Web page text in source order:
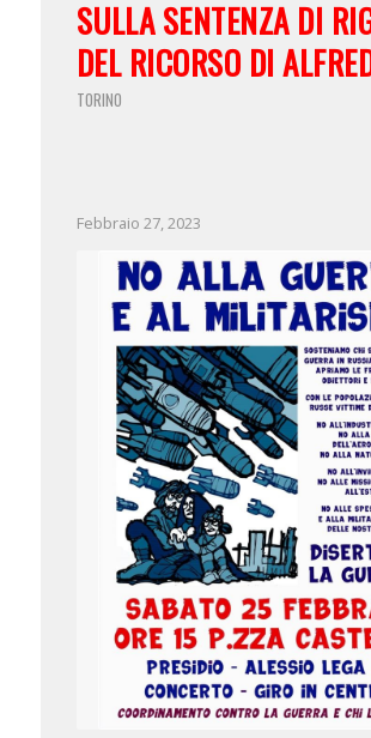
SULLA SENTENZA DI
DEL RICORSO DI
TORINO
Febbraio 27, 2023